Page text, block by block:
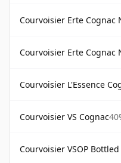
Courvoisier Erte Cognac
Courvoisier Erte Cognac
Courvoisier L'Essence
Courvoisier VS Cognac
Courvoisier VSOP Bottled